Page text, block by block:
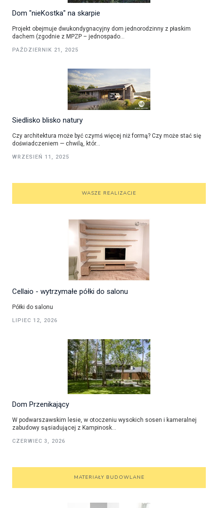
Dom "nieKostka" na skarpie
Projekt obejmuje dwukondygnacyjny dom jednorodzinny z płaskim
dachem (zgodnie z MPZP – jednospado...
PAŹDZIERNIK 21, 2025
Siedlisko blisko natury
Czy architektura może być czymś więcej niż formą? Czy może stać się
doświadczeniem — chwilą, któr...
WRZESIEŃ 11, 2025
WASZE REALIZACJE
Cellaio - wytrzymałe półki do salonu
Półki do salonu
LIPIEC 12, 2026
Dom Przenikający
W podwarszawskim lesie, w otoczeniu wysokich sosen i kameralnej
zabudowy sąsiadującej z Kampinosk...
CZERWIEC 3, 2026
MATERIAŁY BUDOWLANE